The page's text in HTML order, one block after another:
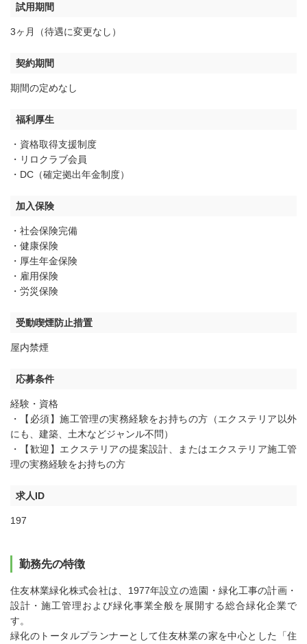
試用期間
3ヶ月（待遇に変更なし）
契約期間
期間の定めなし
福利厚生
・資格取得支援制度
・リロクラブ会員
・DC（確定拠出年金制度）
加入保険
・社会保険完備
・健康保険
・厚生年金保険
・雇用保険
・労災保険
受動喫煙防止措置
屋内禁煙
応募条件
経験・資格
・【必須】施工管理の実務経験をお持ちの方（エクステリア以外
にも、建築、土木などジャンル不問）
・【歓迎】エクステリアの提案設計、またはエクステリア施工管
理の実務経験をお持ちの方
求人ID
197
勤務先の特徴
住友林業緑化株式会社は、1977年設立の造園・緑化工事の計画・
設計・施工管理および緑化事業全般を展開する総合緑化企業で
す。
緑化のトータルプランナーとして住友林業の家を中心とした「住